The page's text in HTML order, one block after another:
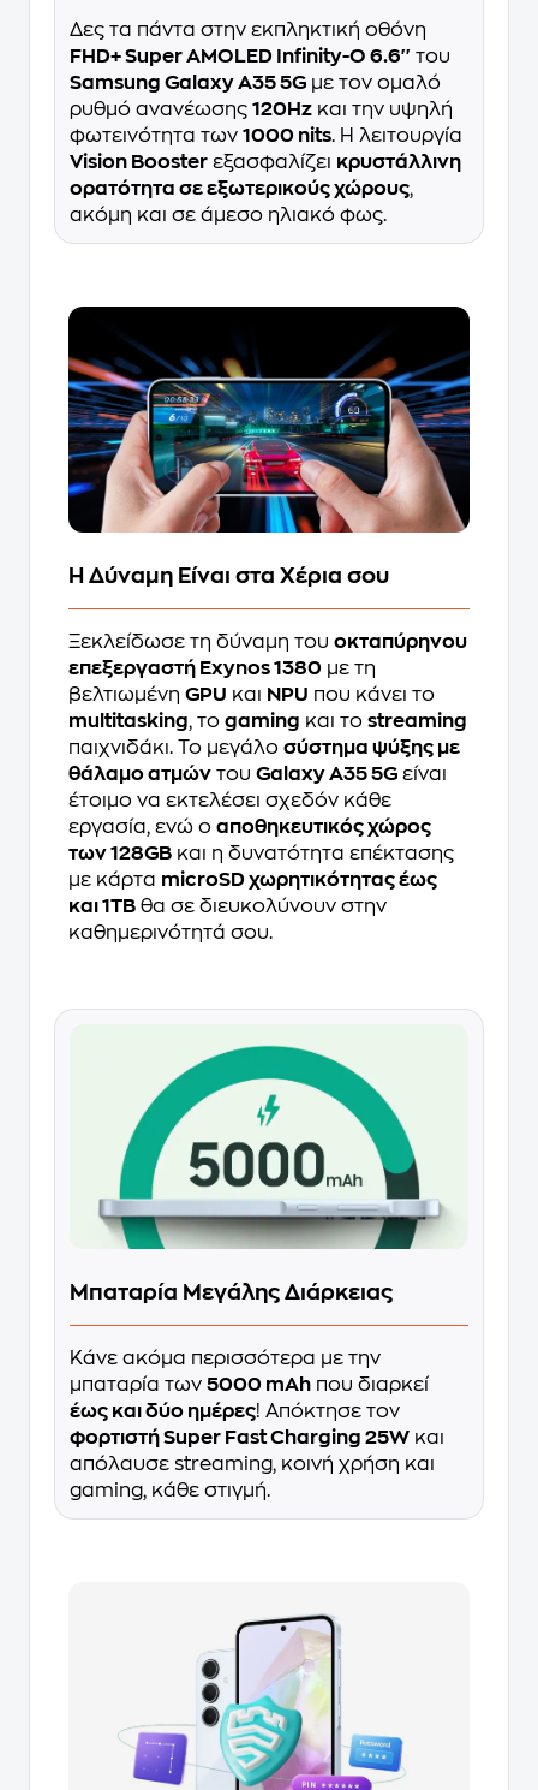
Δες τα πάντα στην εκπληκτική οθόνη
FHD+ Super AMOLED Infinity-O 6.6'' του
Samsung Galaxy A35 5G με τον ομαλό
ρυθμό ανανέωσης 120Hz και την υψηλή
φωτεινότητα των 1000 nits. Η λειτουργία
Vision Booster εξασφαλίζει κρυστάλλινη
ορατότητα σε εξωτερικούς χώρους,
ακόμη και σε άμεσο ηλιακό φως.
Η Δύναμη Είναι στα Χέρια σου
Ξεκλείδωσε τη δύναμη του οκταπύρηνου
επεξεργαστή Exynos 1380 με τη
βελτιωμένη GPU και NPU που κάνει το
multitasking, το gaming και το streaming
παιχνιδάκι. Το μεγάλο σύστημα ψύξης με
θάλαμο ατμών του Galaxy A35 5G είναι
έτοιμο να εκτελέσει σχεδόν κάθε
εργασία, ενώ ο αποθηκευτικός χώρος
των 128GB και η δυνατότητα επέκτασης
με κάρτα microSD χωρητικότητας έως
και 1TB θα σε διευκολύνουν στην
καθημερινότητά σου.
Μπαταρία Μεγάλης Διάρκειας
Κάνε ακόμα περισσότερα με την
μπαταρία των 5000 mAh που διαρκεί
έως και δύο ημέρες! Απόκτησε τον
φορτιστή Super Fast Charging 25W και
απόλαυσε streaming, κοινή χρήση και
gaming, κάθε στιγμή.